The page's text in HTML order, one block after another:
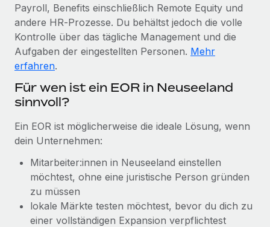
Globale Bereitstellung und Verfolgung von IT-
Geräten
Gründung von Niederlassungen
Schnelle, rechtssichere Gründung von
Mobilität und Relocation
Benefits
Mühelose Verwaltung von Benefits
Mehr erfahren
Revolution des Enterprise Contractor
Managements – die Erfolgsgeschichte einer
globalen Content-Agentur mit Remote
Auf einen Blick Erfahre mehr über die unglaubliche
Transformation einer weltweit erfolgreichen...
Mehr erfahren
EOR und PEO
Contractor Management
Steuern
Den Blog erkunden
BLOG
Gusto und Zero und Contractor Management
Plus
Auch im neuen Jahr wollen wir bei Remote Unternehmen
aller Größen dabei unterstützen, die beste...
Payroll, Benefits einschließlich Remote Equity und
andere HR‑Prozesse. Du behältst jedoch die volle
Kontrolle über das tägliche Management und die
Aufgaben der eingestellten Personen. Mehr
erfahren.
Für wen ist ein EOR in Neuseeland
sinnvoll?
Ein EOR ist möglicherweise die ideale Lösung, wenn
dein Unternehmen:
Mitarbeiter:innen in Neuseeland einstellen
möchtest, ohne eine juristische Person gründen
zu müssen
lokale Märkte testen möchtest, bevor du dich zu
einer vollständigen Expansion verpflichtest